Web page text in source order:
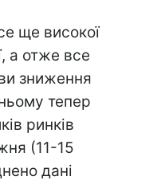
ще високої
а отже все
зниження
тепер
ринків
(11-15
дані